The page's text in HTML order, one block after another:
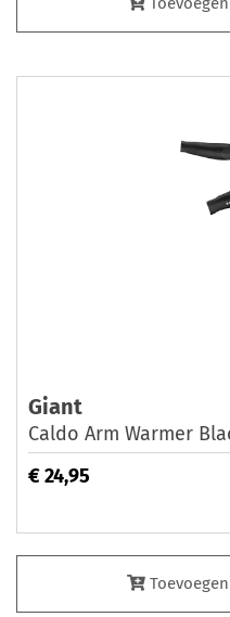
Giant
Caldo Arm Warmer
€ 24,95